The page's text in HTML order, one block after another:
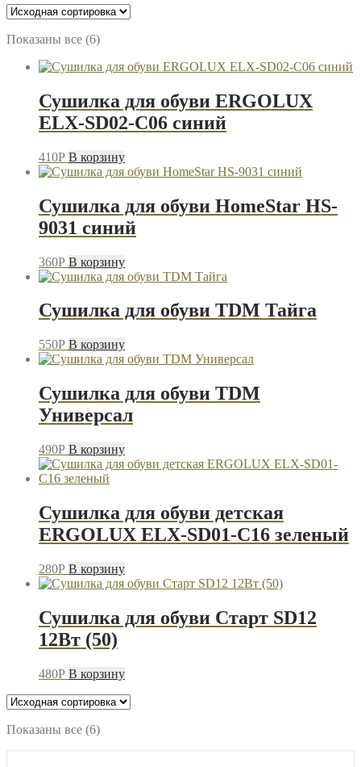
Показаны все (6)
Сушилка для обуви ERGOLUX
ELX-SD02-C06 синий
410P В корзину
Сушилка для обуви HomeStar HS-
9031 синий
360P В корзину
Сушилка для обуви TDM Тайга
550P В корзину
Сушилка для обуви TDM
Универсал
490P В корзину
Сушилка для обуви детская
ERGOLUX ELX-SD01-C16 зеленый
280P В корзину
Сушилка для обуви Старт SD12
12Вт (50)
480P В корзину
Показаны все (6)